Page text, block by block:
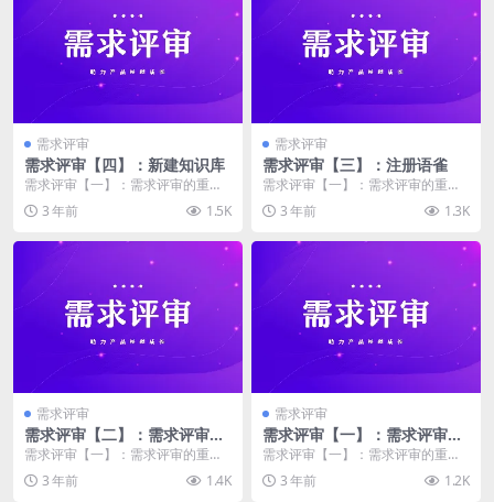
需求评审
需求评审【四】：新建知识库
需求评审【一】：需求评审的重要
性 需求评审【二】：需求评审存在
的问题 需求评审【...
3 年前 1.5K
需求评审
需求评审【三】：注册语雀
需求评审【一】：需求评审的重要
性 需求评审【二】：需求评审存在
的问题 需求评审【...
3 年前 1.3K
需求评审
需求评审【二】：需求评审存
在的问题
需求评审【一】：需求评审的重要
性 需求评审【二】：需求评审存在
的问题 需求评审【...
3 年前 1.4K
需求评审
需求评审【一】：需求评审的
重要性
需求评审【一】：需求评审的重要
性 需求评审【二】：需求评审存在
的问题 需求评审【...
3 年前 1.2K